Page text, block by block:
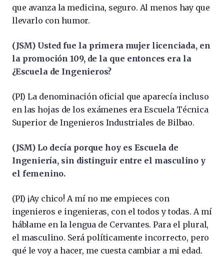
que avanza la medicina, seguro. Al menos hay que
llevarlo con humor.
(JSM) Usted fue la primera mujer licenciada, en
la promoción 109, de la que entonces era la
¿Escuela de Ingenieros?
(PI) La denominación oficial que aparecía incluso
en las hojas de los exámenes era Escuela Técnica
Superior de Ingenieros Industriales de Bilbao.
(JSM) Lo decía porque hoy es Escuela de
Ingeniería, sin distinguir entre el masculino y
el femenino.
(PI) ¡Ay chico! A mí no me empieces con
ingenieros e ingenieras, con el todos y todas. A mí
háblame en la lengua de Cervantes. Para el plural,
el masculino. Será políticamente incorrecto, pero
qué le voy a hacer, me cuesta cambiar a mi edad.